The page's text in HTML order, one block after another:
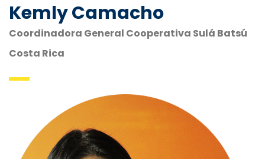
Kemly Camacho
Coordinadora General Cooperativa Sulá Batsú
Costa Rica